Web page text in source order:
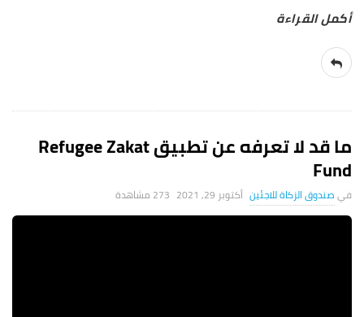
ما قد لا تعرفه عن تطبيق Refugee Zakat
Fund
صندوق الزكاة للاجئين أكتوبر 29, 2021 273 ‎مشاهدة